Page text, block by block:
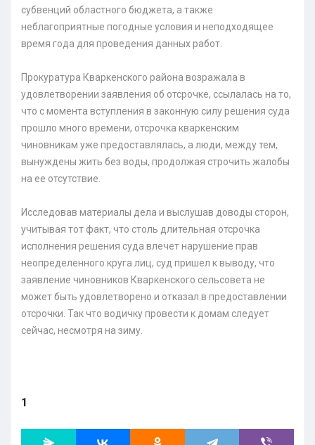
субвенций областного бюджета, а также
неблагоприятные погодные условия и неподходящее
время года для проведения данных работ.
Прокуратура Кваркенского района возражала в
удовлетворении заявления об отсрочке, ссылалась на то,
что с момента вступления в законную силу решения суда
прошло много времени, отсрочка кваркенским
чиновникам уже предоставлялась, а люди, между тем,
вынуждены жить без воды, продолжая строчить жалобы
на ее отсутствие.
Исследовав материалы дела и выслушав доводы сторон,
учитывая тот факт, что столь длительная отсрочка
исполнения решения суда влечет нарушение прав
неопределенного круга лиц, суд пришел к выводу, что
заявление чиновников Кваркенского сельсовета не
может быть удовлетворено и отказал в предоставлении
отсрочки. Так что водичку провести к домам следует
сейчас, несмотря на зиму.
1